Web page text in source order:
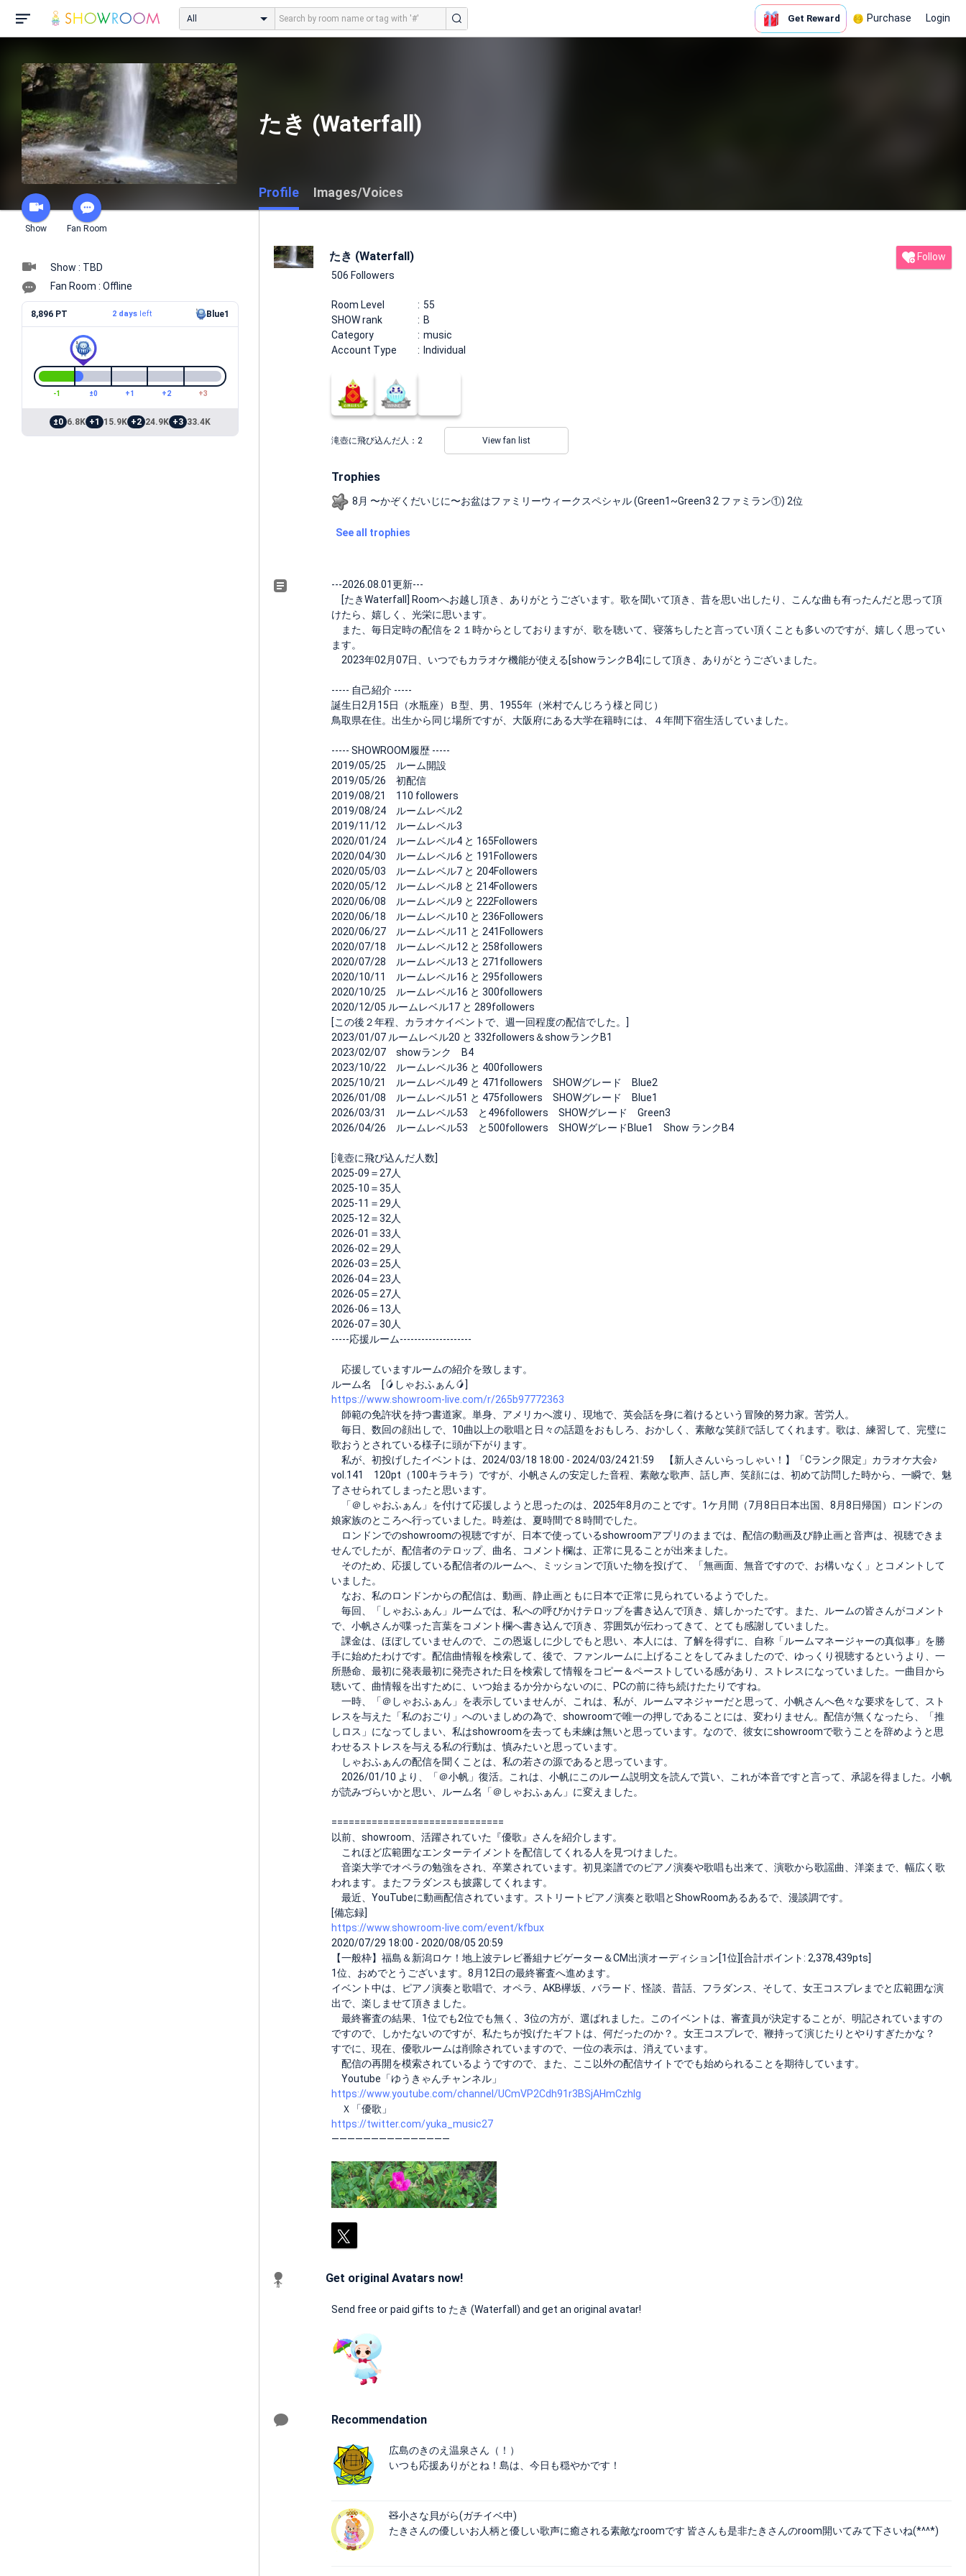
All Get Reward Purchase Login
Show Fan Room
たき (Waterfall)
Profile Images/Voices
Show : TBD
Fan Room : Offline
8,896 PT 2 daysleft Blue1
-1 ±0 +1 +2 +3
±0 6.8K +1 15.9K +2 24.9K +3 33.4K
たき (Waterfall)
506 Followers
Follow
Room Level
55
SHOW rank
B
Category
music
Account Type
Individual
滝壺に飛び込んだ人： 2 View fan list
Trophies
8月 〜かぞくだいじに〜お盆はファミリーウィークスペシャル (Green1~Green3 2 ファミラン①) 2位
See all trophies
---2026.08.01更新---
[たきWaterfall] Roomへお越し頂き、ありがとうございます。歌を聞いて頂き、昔を思い出したり、こんな曲も有ったんだと思って頂
けたら、嬉しく、光栄に思います。
また、毎日定時の配信を２１時からとしておりますが、歌を聴いて、寝落ちしたと言ってい頂くことも多いのですが、嬉しく思ってい
ます。
2023年02月07日、いつでもカラオケ機能が使える[showランクB4]にして頂き、ありがとうございました。
----- 自己紹介 -----
誕生日2月15日（水瓶座）Ｂ型、男、1955年（米村でんじろう様と同じ）
鳥取県在住。出生から同じ場所ですが、大阪府にある大学在籍時には、４年間下宿生活していました。
----- SHOWROOM履歴 -----
2019/05/25 ルーム開設
2019/05/26 初配信
2019/08/21 110 followers
2019/08/24 ルームレベル2
2019/11/12 ルームレベル3
2020/01/24 ルームレベル4 と 165Followers
2020/04/30 ルームレベル6 と 191Followers
2020/05/03 ルームレベル7 と 204Followers
2020/05/12 ルームレベル8 と 214Followers
2020/06/08 ルームレベル9 と 222Followers
2020/06/18 ルームレベル10 と 236Followers
2020/06/27 ルームレベル11 と 241Followers
2020/07/18 ルームレベル12 と 258followers
2020/07/28 ルームレベル13 と 271followers
2020/10/11 ルームレベル16 と 295followers
2020/10/25 ルームレベル16 と 300followers
2020/12/05 ルームレベル17 と 289followers
[この後２年程、カラオケイベントで、週一回程度の配信でした。]
2023/01/07 ルームレベル20 と 332followers＆showランクB1
2023/02/07 showランク B4
2023/10/22 ルームレベル36 と 400followers
2025/10/21 ルームレベル49 と 471followers SHOWグレード Blue2
2026/01/08 ルームレベル51 と 475followers SHOWグレード Blue1
2026/03/31 ルームレベル53 と496followers SHOWグレード Green3
2026/04/26 ルームレベル53 と500followers SHOWグレードBlue1 Show ランクB4
[滝壺に飛び込んだ人数]
2025-09＝27人
2025-10＝35人
2025-11＝29人
2025-12＝32人
2026-01＝33人
2026-02＝29人
2026-03＝25人
2026-04＝23人
2026-05＝27人
2026-06＝13人
2026-07＝30人
-----応援ルーム--------------------
応援していますルームの紹介を致します。
ルーム名 [🥭しゃおふぁん🥭]
https://www.showroom-live.com/r/265b97772363
師範の免許状を持つ書道家。単身、アメリカへ渡り、現地で、英会話を身に着けるという冒険的努力家。苦労人。
毎日、数回の顔出しで、10曲以上の歌唱と日々の話題をおもしろ、おかしく、素敵な笑顔で話してくれます。歌は、練習して、完璧に
歌おうとされている様子に頭が下がります。
私が、初投げしたイベントは、2024/03/18 18:00 - 2024/03/24 21:59 【新人さんいらっしゃい！】「Cランク限定」カラオケ大会♪
vol.141 120pt（100キラキラ）ですが、小帆さんの安定した音程、素敵な歌声、話し声、笑顔には、初めて訪問した時から、一瞬で、魅
了させられてしまったと思います。
「＠しゃおふぁん」を付けて応援しようと思ったのは、2025年8月のことです。1ケ月間（7月8日日本出国、8月8日帰国）ロンドンの
娘家族のところへ行っていました。時差は、夏時間で８時間でした。
ロンドンでのshowroomの視聴ですが、日本で使っているshowroomアプリのままでは、配信の動画及び静止画と音声は、視聴できま
せんでしたが、配信者のテロップ、曲名、コメント欄は、正常に見ることが出来ました。
そのため、応援している配信者のルームへ、ミッションで頂いた物を投げて、「無画面、無音ですので、お構いなく」とコメントして
いました。
なお、私のロンドンからの配信は、動画、静止画ともに日本で正常に見られているようでした。
毎回、「しゃおふぁん」ルームでは、私への呼びかけテロップを書き込んで頂き、嬉しかったです。また、ルームの皆さんがコメント
で、小帆さんが喋った言葉をコメント欄へ書き込んで頂き、雰囲気が伝わってきて、とても感謝していました。
課金は、ほぼしていませんので、この恩返しに少しでもと思い、本人には、了解を得ずに、自称「ルームマネージャーの真似事」を勝
手に始めたわけです。配信曲情報を検索して、後で、ファンルームに上げることをしてみましたので、ゆっくり視聴するというより、一
所懸命、最初に発表最初に発売された日を検索して情報をコピー＆ペーストしている感があり、ストレスになっていました。一曲目から
聴いて、曲情報を出すために、いつ始まるか分からないのに、PCの前に待ち続けたたりですね。
一時、「＠しゃおふぁん」を表示していませんが、これは、私が、ルームマネジャーだと思って、小帆さんへ色々な要求をして、スト
レスを与えた「私のおごり」へのいましめの為で、showroomで唯一の押しであることには、変わりません。配信が無くなったら、「推
しロス」になってしまい、私はshowroomを去っても未練は無いと思っています。なので、彼女にshowroomで歌うことを辞めようと思
わせるストレスを与える私の行動は、慎みたいと思っています。
しゃおふぁんの配信を聞くことは、私の若さの源であると思っています。
2026/01/10 より、「＠小帆」復活。これは、小帆にこのルーム説明文を読んで貰い、これが本音ですと言って、承認を得ました。小帆
が読みづらいかと思い、ルーム名「＠しゃおふぁん」に変えました。
==============================
以前、showroom、活躍されていた『優歌』さんを紹介します。
これほど広範囲なエンターテイメントを配信してくれる人を見つけました。
音楽大学でオペラの勉強をされ、卒業されています。初見楽譜でのピアノ演奏や歌唱も出来て、演歌から歌謡曲、洋楽まで、幅広く歌
われます。またフラダンスも披露してくれます。
最近、YouTubeに動画配信されています。ストリートピアノ演奏と歌唱とShowRoomあるあるで、漫談調です。
[備忘録]
https://www.showroom-live.com/event/kfbux
2020/07/29 18:00 - 2020/08/05 20:59
【一般枠】福島＆新潟ロケ！地上波テレビ番組ナビゲーター＆CM出演オーディション[1位][合計ポイント: 2,378,439pts]
1位、おめでとうございます。8月12日の最終審査へ進めます。
イベント中は、ピアノ演奏と歌唱で、オペラ、AKB欅坂、バラード、怪談、昔話、フラダンス、そして、女王コスプレまでと広範囲な演
出で、楽しませて頂きました。
最終審査の結果、1位でも2位でも無く、3位の方が、選ばれました。このイベントは、審査員が決定することが、明記されていますの
ですので、しかたないのですが、私たちが投げたギフトは、何だったのか？。女王コスプレで、鞭持って演じたりとやりすぎたかな？
すでに、現在、優歌ルームは削除されていますので、一位の表示は、消えています。
配信の再開を模索されているようですので、また、ここ以外の配信サイトででも始められることを期待しています。
Youtube「ゆうきゃんチャンネル」
https://www.youtube.com/channel/UCmVP2Cdh91r3BSjAHmCzhIg
Ｘ「優歌」
https://twitter.com/yuka_music27
―――――――――――――――
Get original Avatars now!
Send free or paid gifts to たき (Waterfall) and get an original avatar!
Recommendation
広島のきのえ温泉さん（！）
いつも応援ありがとね！島は、今日も穏やかです！
🧸小さな貝がら(ガチイベ中)
たきさんの優しいお人柄と優しい歌声に癒される素敵なroomです 皆さんも是非たきさんのroom開いてみて下さいね(*^^*)